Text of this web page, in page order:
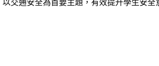
交通安全為首要主題，有效提升學生安